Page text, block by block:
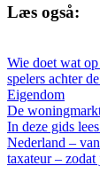
Læs også:
Wie doet wat
spelers achter
Eigendom
De
In deze gids
Nederland –
taxateur –